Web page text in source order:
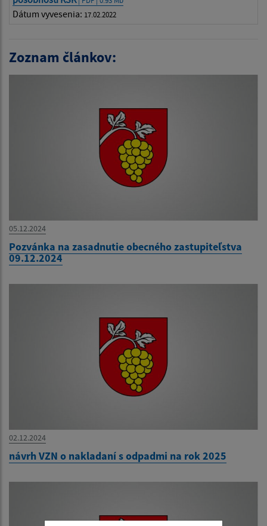
Dátum vyvesenia: 17.02.2022
Zoznam článkov:
05.12.2024
Pozvánka na zasadnutie obecného zastupiteľstva
09.12.2024
02.12.2024
návrh VZN o nakladaní s odpadmi na rok 2025